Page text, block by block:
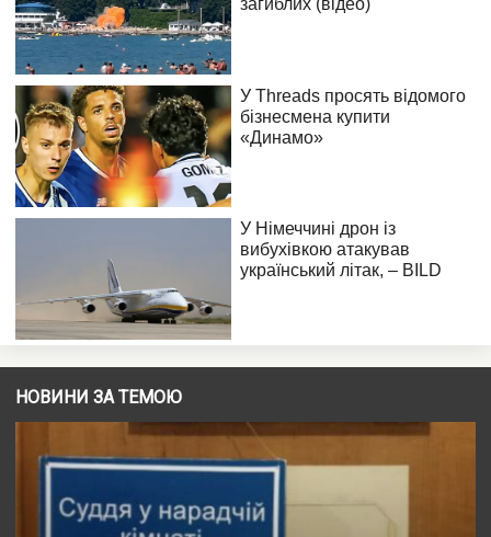
НОВИНИ ЗА ТЕМОЮ